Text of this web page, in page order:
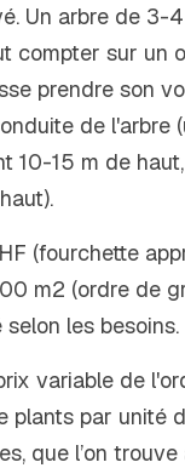
Un arbre de
compter sur un
prendre son
de l'arbre
10-15 m de
(fourchette
m2 (ordre de
les besoins.
variable de
plants par unité
que l’on